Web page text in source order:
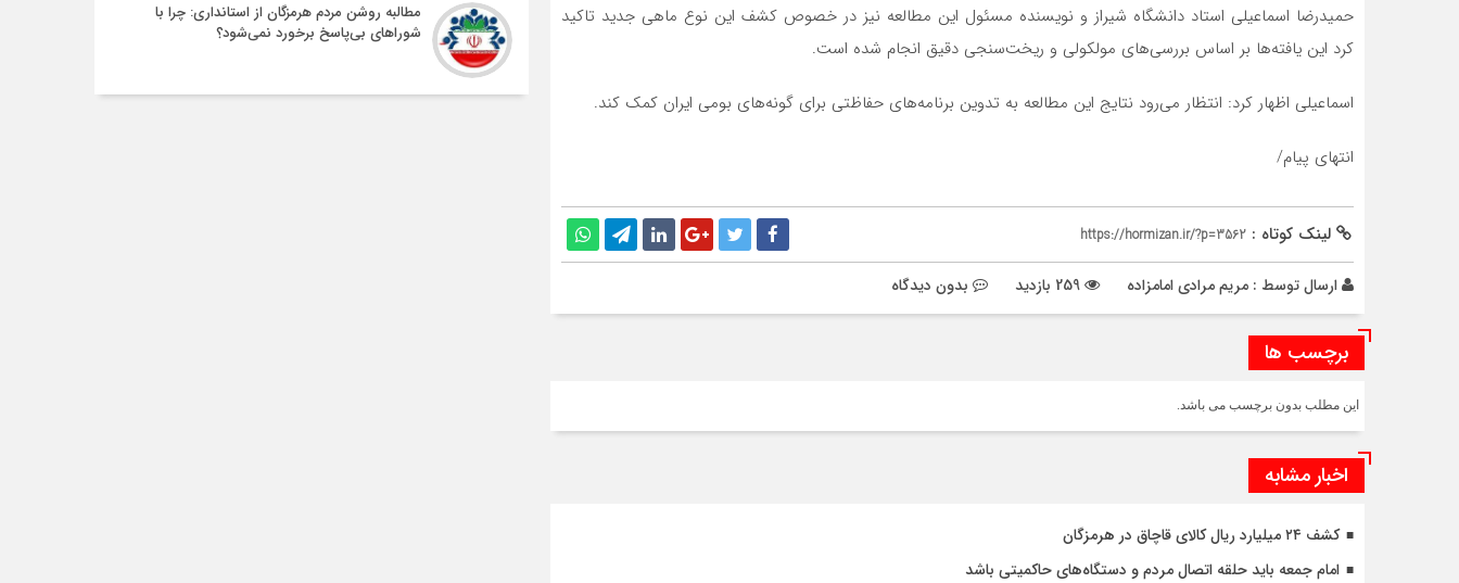
حمیدرضا اسماعیلی استاد دانشگاه شیراز و نویسنده مسئول این مطالعه نیز در خصوص کشف این نوع ماهی جدید تاکید
کرد این یافته‌ها بر اساس بررسی‌های مولکولی و ریخت‌سنجی دقیق انجام شده است.
اسماعیلی اظهار کرد: انتظار می‌رود نتایج این مطالعه به تدوین برنامه‌های حفاظتی برای گونه‌های بومی ایران کمک کند.
انتهای پیام/
لینک کوتاه : https://hormizan.ir/?p=3562
ارسال توسط : مریم مرادی امامزاده بدون دیدگاه
برچسب ها
این مطلب بدون برچسب می باشد.
اخبار مشابه
کشف ۲۴ میلیارد ریال کالای قاچاق در هرمزگان
امام جمعه باید حلقه اتصال مردم و دستگاه‌های حاکمیتی باشد
مطالبه روشن مردم هرمزگان از استانداری: چرا با
شوراهای بی‌پاسخ برخورد نمی‌شود؟